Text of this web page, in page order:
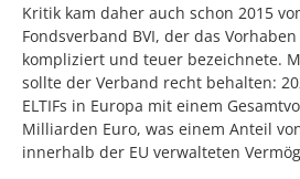
Kritik kam daher auch schon 2015
Fondsverband BVI, der das
kompliziert und teuer bezeichnete.
sollte der Verband recht behalten:
ELTIFs in Europa mit einem
Milliarden Euro, was einem Anteil
innerhalb der EU verwalteten